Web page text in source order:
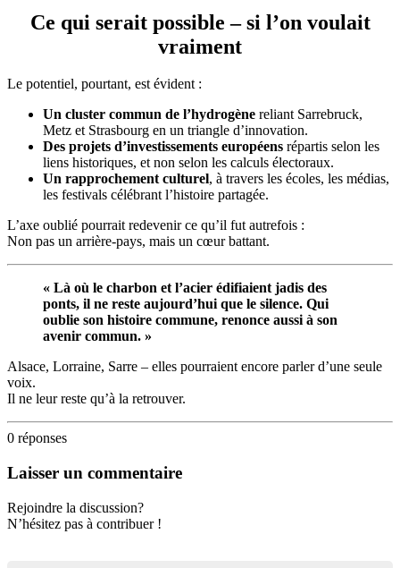
Ce qui serait possible – si l’on voulait
vraiment
Le potentiel, pourtant, est évident :
Un cluster commun de l’hydrogène reliant Sarrebruck,
Metz et Strasbourg en un triangle d’innovation.
Des projets d’investissements européens répartis selon les
liens historiques, et non selon les calculs électoraux.
Un rapprochement culturel, à travers les écoles, les médias,
les festivals célébrant l’histoire partagée.
L’axe oublié pourrait redevenir ce qu’il fut autrefois :
Non pas un arrière-pays, mais un cœur battant.
« Là où le charbon et l’acier édifiaient jadis des
ponts, il ne reste aujourd’hui que le silence. Qui
oublie son histoire commune, renonce aussi à son
avenir commun. »
Alsace, Lorraine, Sarre – elles pourraient encore parler d’une seule
voix.
Il ne leur reste qu’à la retrouver.
0 réponses
Laisser un commentaire
Rejoindre la discussion?
N’hésitez pas à contribuer !